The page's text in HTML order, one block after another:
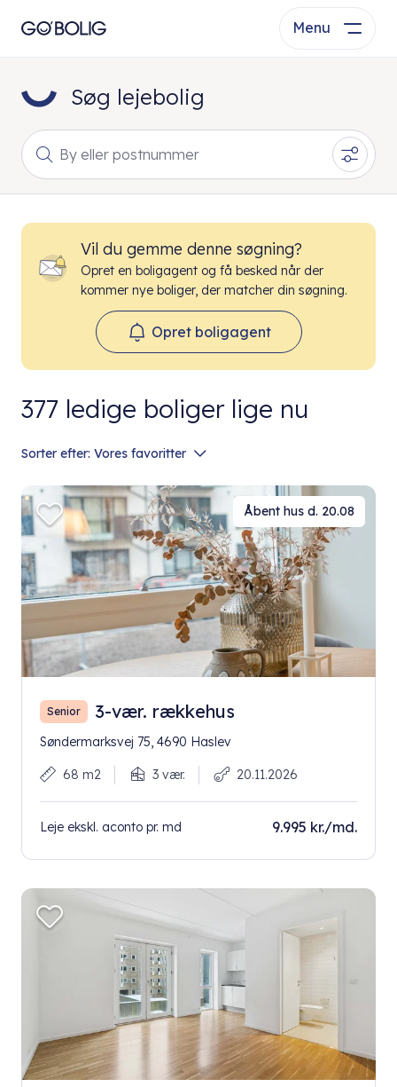
Menu
Søg lejebolig
By eller postnummer
Vil du gemme denne søgning?
Opret en boligagent og få besked når der
kommer nye boliger, der matcher din søgning.
Opret boligagent
377 ledige boliger lige nu
Sorter efter: Vores favoritter
Åbent hus d. 20.08
Senior 3-vær. rækkehus
Søndermarksvej 75, 4690 Haslev
68 m2 3 vær. 20.11.2026
Leje ekskl. aconto pr. md 9.995 kr./md.